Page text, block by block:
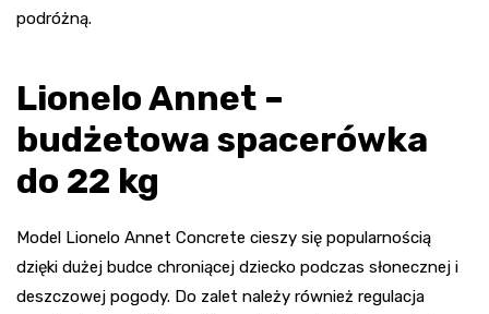
podróżną.
Lionelo Annet –
budżetowa spacerówka
do 22 kg
Model Lionelo Annet Concrete cieszy się popularnością
dzięki dużej budce chroniącej dziecko podczas słonecznej i
deszczowej pogody. Do zalet należy również regulacja